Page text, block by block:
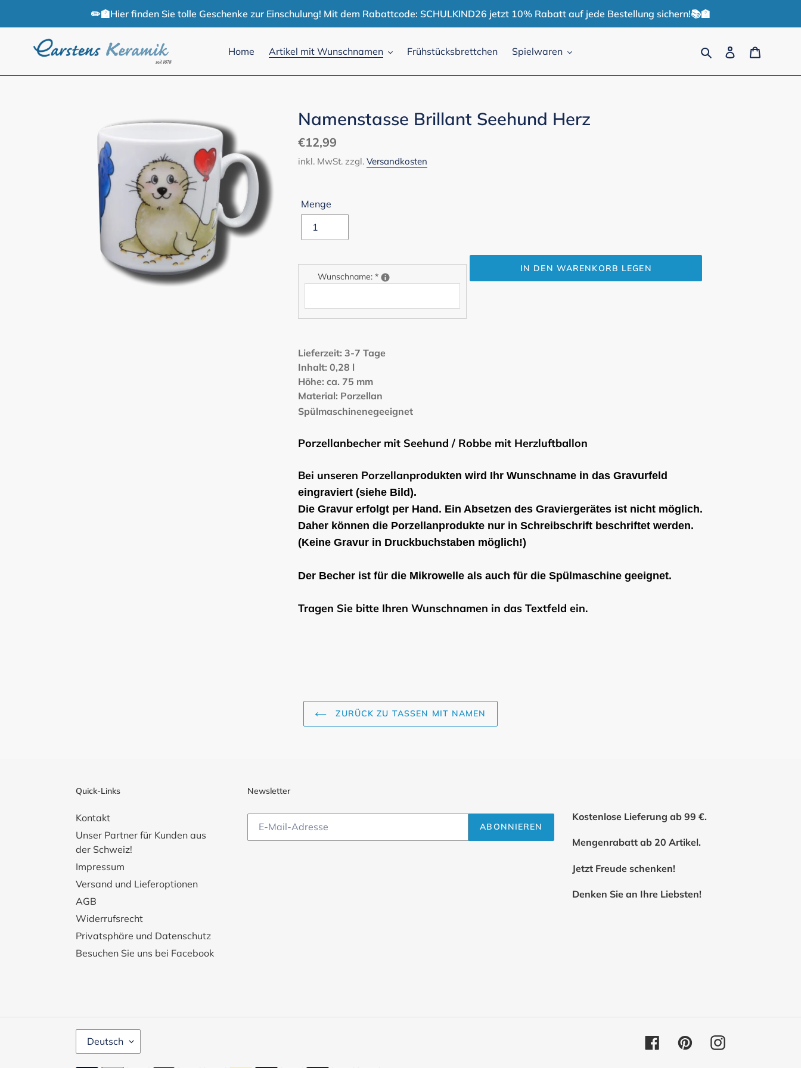
✏️🏫Hier finden Sie tolle Geschenke zur Einschulung! Mit dem Rabattcode: SCHULKIND26 jetzt 10% Rabatt auf jede Bestellung sichern!📚🏫
Home Artikel mit Wunschnamen Frühstücksbrettchen Spielwaren SuchenEinloggen
Namenstasse Brillant Seehund Herz
Normaler
Preis
€12,99
inkl. MwSt. zzgl.Versandkosten
Menge
Wunschname:*
IN DEN WARENKORB LEGEN
wird
zum
Warenkorb
hinzugefügt
Lieferzeit: 3-7 Tage
Inhalt: 0,28 l
Höhe: ca. 75 mm
Material: Porzellan
Spülmaschinenegeeignet
Porzellanbecher mit Seehund / Robbe mit Herzluftballon
Bei unseren Porzellanprodukten wird Ihr Wunschname in das Gravurfeld
eingraviert (siehe Bild).
Die Gravur erfolgt per Hand. Ein Absetzen des Graviergerätes ist nicht möglich.
Daher können die Porzellanprodukte nur in Schreibschrift beschriftet werden.
(Keine Gravur in Druckbuchstaben möglich!)
Der Becher ist für die Mikrowelle als auch für die Spülmaschine geeignet.
Tragen Sie bitte Ihren Wunschnamen in das Textfeld ein.
ZURÜCK ZU TASSEN MIT NAMEN
Quick-Links
Kontakt
Unser Partner für Kunden aus
der Schweiz!
Impressum
Versand und Lieferoptionen
AGB
Widerrufsrecht
Privatsphäre und Datenschutz
Besuchen Sie uns bei Facebook
Newsletter
ABONNIEREN
Kostenlose Lieferung ab 99 €.
Mengenrabatt ab 20 Artikel.
Jetzt Freude schenken!
Denken Sie an Ihre Liebsten!
S
Deutsch FacebookPinterestInstagram